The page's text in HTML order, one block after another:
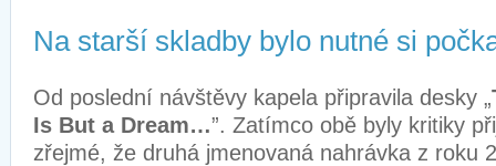
Na starší skladby bylo nutné si
Od poslední návštěvy kapela připravila desky „
Is But a Dream…”. Zatímco obě byly kritiky
zřejmé, že druhá jmenovaná nahrávka z roku